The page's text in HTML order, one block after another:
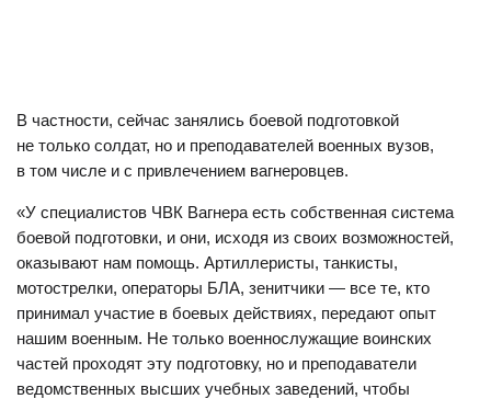
В частности, сейчас занялись боевой подготовкой
не только солдат, но и преподавателей военных вузов,
в том числе и с привлечением вагнеровцев.
«У специалистов ЧВК Вагнера есть собственная система
боевой подготовки, и они, исходя из своих возможностей,
оказывают нам помощь. Артиллеристы, танкисты,
мотострелки, операторы БЛА, зенитчики — все те, кто
принимал участие в боевых действиях, передают опыт
нашим военным. Не только военнослужащие воинских
частей проходят эту подготовку, но и преподаватели
ведомственных высших учебных заведений, чтобы